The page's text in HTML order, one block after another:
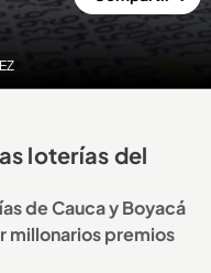
loterías del
de Cauca y Boyacá
millonarios premios